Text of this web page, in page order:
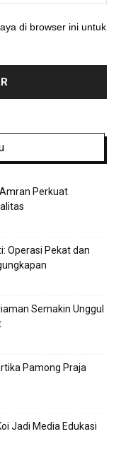
di browser ini untuk
Perkuat
Operasi Pekat dan
Semakin Unggul
Pamong Praja
Jadi Media Edukasi